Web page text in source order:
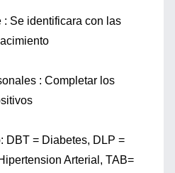
: Se identificara con las
: Completar los
DBT = Diabetes, DLP =
Arterial, TAB=